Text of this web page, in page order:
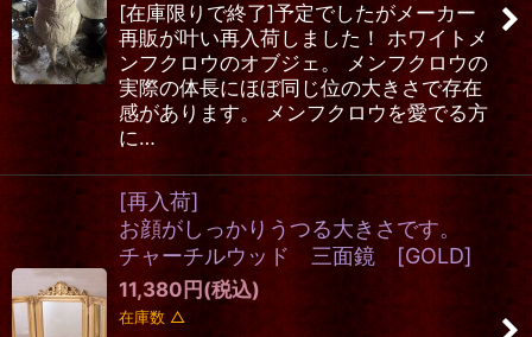
[在庫限りで終了]予定でしたがメーカー
再販が叶い再入荷しました！ ホワイトメ
ンフクロウのオブジェ。 メンフクロウの
実際の体長にほぼ同じ位の大きさで存在
感があります。 メンフクロウを愛でる方
に…
[再入荷]
お顔がしっかりうつる大きさです。
チャーチルウッド 三面鏡 [GOLD]
11,380 円 (税込)
在庫数 △